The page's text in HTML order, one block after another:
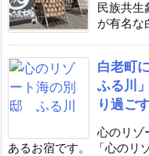
民族共生
が有名な
白老町
ふる川
り過ご
心のリゾ
あるお宿です。 「心のリ